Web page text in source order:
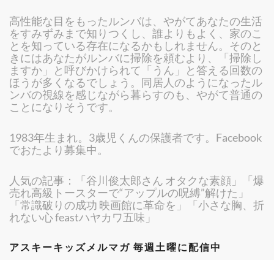
高性能な目をもったルンバは、やがてあなたの生活
をすみずみまで知りつくし、誰よりもよく、家のこ
とを知っている存在になるかもしれません。そのと
きにはあなたがルンバに掃除を頼むより、「掃除し
ますか」と呼びかけられて「うん」と答える回数の
ほうが多くなるでしょう。同居人のようになったル
ンバの視線を感じながら暮らすのも、やがて普通の
ことになりそうです。
1983年生まれ。3歳児くんの保護者です。Facebook
でおたより募集中。
人気の記事：「谷川俊太郎さん オタクな素顔」「爆
売れ高級トースターで“アップルの呪縛”解けた」
「常識破りの成功 映画館に革命を」「小さな胸、折
れない心 feastハヤカワ五味」
アスキーキッズメルマガ 毎週土曜に配信中